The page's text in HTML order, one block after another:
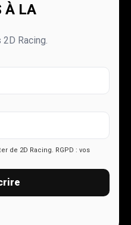
À LA
Racing.
de 2D Racing. RGPD : vos